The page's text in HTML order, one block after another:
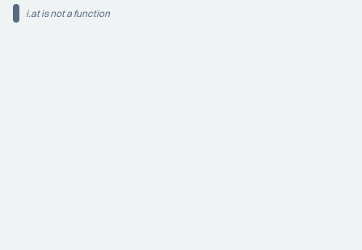
i.at is not a function